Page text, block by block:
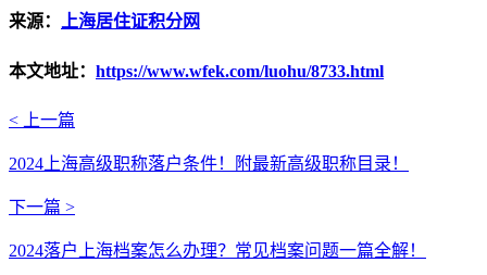
来源： 上海居住证积分网
本文地址： https://www.wfek.com/luohu/8733.html
< 上一篇
2024上海高级职称落户条件！附最新高级职称目录！
下一篇 >
2024落户上海档案怎么办理？常见档案问题一篇全解！